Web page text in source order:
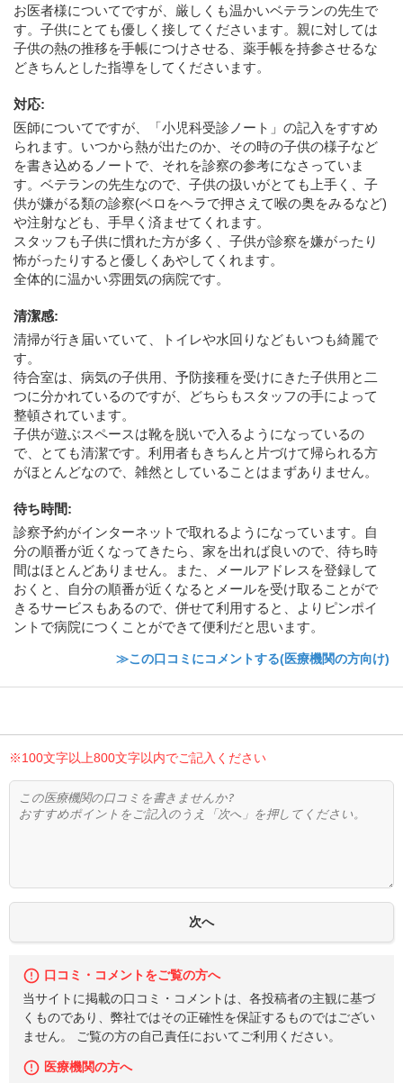
お医者様についてですが、厳しくも温かいベテランの先生で
す。子供にとても優しく接してくださいます。親に対しては
子供の熱の推移を手帳につけさせる、薬手帳を持参させるな
どきちんとした指導をしてくださいます。
対応:
医師についてですが、「小児科受診ノート」の記入をすすめ
られます。いつから熱が出たのか、その時の子供の様子など
を書き込めるノートで、それを診察の参考になさっていま
す。ベテランの先生なので、子供の扱いがとても上手く、子
供が嫌がる類の診察(ベロをヘラで押さえて喉の奥をみるなど)
や注射なども、手早く済ませてくれます。
スタッフも子供に慣れた方が多く、子供が診察を嫌がったり
怖がったりすると優しくあやしてくれます。
全体的に温かい雰囲気の病院です。
清潔感:
清掃が行き届いていて、トイレや水回りなどもいつも綺麗で
す。
待合室は、病気の子供用、予防接種を受けにきた子供用と二
つに分かれているのですが、どちらもスタッフの手によって
整頓されています。
子供が遊ぶスペースは靴を脱いで入るようになっているの
で、とても清潔です。利用者もきちんと片づけて帰られる方
がほとんどなので、雑然としていることはまずありません。
待ち時間:
診察予約がインターネットで取れるようになっています。自
分の順番が近くなってきたら、家を出れば良いので、待ち時
間はほとんどありません。また、メールアドレスを登録して
おくと、自分の順番が近くなるとメールを受け取ることがで
きるサービスもあるので、併せて利用すると、よりピンポイ
ントで病院につくことができて便利だと思います。
≫この口コミにコメントする(医療機関の方向け)
※100文字以上800文字以内でご記入ください
口コミ・コメントをご覧の方へ
当サイトに掲載の口コミ・コメントは、各投稿者の主観に基づ
くものであり、弊社ではその正確性を保証するものではござい
ません。 ご覧の方の自己責任においてご利用ください。
医療機関の方へ